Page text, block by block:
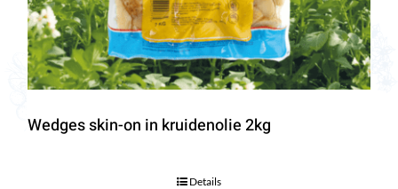
Wedges skin-on in kruidenolie 2kg
Details